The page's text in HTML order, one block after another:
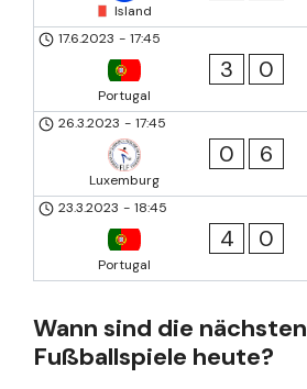
Island
17.6.2023 - 17:45
Portugal
3 0
26.3.2023 - 17:45
Luxemburg
0 6
23.3.2023 - 18:45
Portugal
4 0
Wann sind die nächsten
Fußballspiele heute?